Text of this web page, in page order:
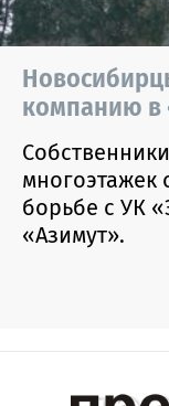
компанию в
многоэтажек
борьбе с УК
«Азимут».